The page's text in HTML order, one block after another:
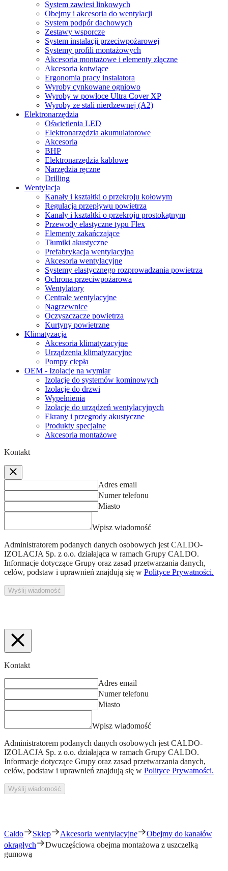
System zawiesi linkowych
Obejmy i akcesoria do wentylacji
System podpór dachowych
Zestawy wsporcze
System instalacji przeciwpożarowej
Systemy profili montażowych
Akcesoria montażowe i elementy złączne
Akcesoria kotwiące
Ergonomia pracy instalatora
Wyroby cynkowane ogniowo
Wyroby w powłoce Ultra Cover XP
Wyroby ze stali nierdzewnej (A2)
Elektronarzędzia
Oświetlenia LED
Elektronarzędzia akumulatorowe
Akcesoria
BHP
Elektronarzędzia kablowe
Narzędzia ręczne
Drilling
Wentylacja
Kanały i kształtki o przekroju kołowym
Regulacja przepływu powietrza
Kanały i kształtki o przekroju prostokątnym
Przewody elastyczne typu Flex
Elementy zakańczające
Tłumiki akustyczne
Prefabrykacja wentylacyjna
Akcesoria wentylacyjne
Systemy elastycznego rozprowadzania powietrza
Ochrona przeciwpożarowa
Wentylatory
Centrale wentylacyjne
Nagrzewnice
Oczyszczacze powietrza
Kurtyny powietrzne
Klimatyzacja
Akcesoria klimatyzacyjne
Urządzenia klimatyzacyjne
Pompy ciepła
OEM - Izolacje na wymiar
Izolacje do systemów kominowych
Izolacje do drzwi
Wypełnienia
Izolacje do urządzeń wentylacyjnych
Ekrany i przegrody akustyczne
Produkty specjalne
Akcesoria montażowe
Kontakt
Adres email
Numer telefonu
Miasto
Wpisz wiadomość
Administratorem podanych danych osobowych jest CALDO-
IZOLACJA Sp. z o.o. działająca w ramach Grupy CALDO.
Informacje dotyczące Grupy oraz zasad przetwarzania danych,
celów, podstaw i uprawnień znajdują się w Polityce Prywatności.
Wyślij wiadomość
Kontakt
Adres email
Numer telefonu
Miasto
Wpisz wiadomość
Administratorem podanych danych osobowych jest CALDO-
IZOLACJA Sp. z o.o. działająca w ramach Grupy CALDO.
Informacje dotyczące Grupy oraz zasad przetwarzania danych,
celów, podstaw i uprawnień znajdują się w Polityce Prywatności.
Wyślij wiadomość
Caldo Sklep Akcesoria wentylacyjne
Obejmy do kanałów
okrągłych
Dwuczęściowa obejma montażowa z uszczelką
gumową